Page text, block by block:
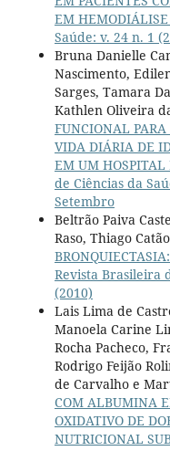
EM HEMODIÁLISE
Saúde: v. 24 n. 1
Bruna Danielle
Nascimento,
Sarges, Tamara
Kathlen Oliveira
FUNCIONAL
VIDA DIÁRIA DE
EM UM
de Ciências da
Setembro
Beltrão Paiva
Raso, Thiago
Revista Brasileira
(2010)
Lais Lima de
Manoela Carine
Rocha Pacheco,
Rodrigo Feijão
de Carvalho e
COM ALBUMINA
OXIDATIVO DE
NUTRICIONAL